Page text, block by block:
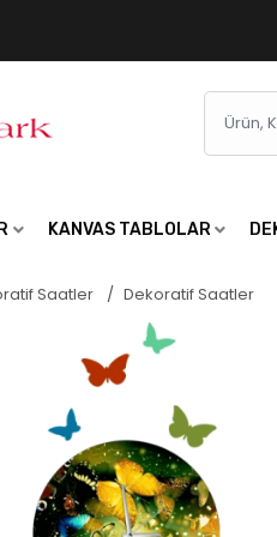
KANVAS TABLOLAR
Saatler Dekoratif Saatler